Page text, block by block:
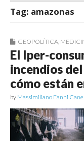
Tag: amazonas
GEOPOLÍTICA
El Iper-
incendios
cómo están
by Massimiliano Fanni